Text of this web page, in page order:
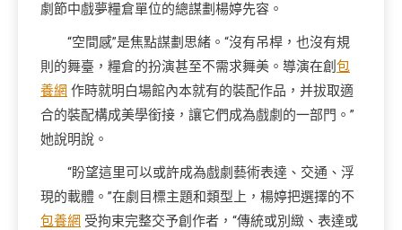
劇節中戲夢糧倉單位的總謀劃楊婷先容。
“空間感”是焦點謀劃思緒。“沒有吊桿，也沒有規
則的舞臺，糧倉的扮演甚至不需求舞美。導演在創 包
養網 作時就明白場館內本就有的裝配作品，并拔取適
合的裝配構成美學銜接，讓它們成為戲劇的一部門。”
她說明說。
“盼望這里可以或許成為戲劇藝術表達、交通、浮
現的載體。”在劇目標主題和類型上，楊婷把選擇的不
包養網 受拘束完整交予創作者，“傳統或別緻、表達或